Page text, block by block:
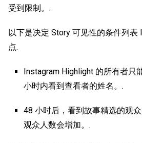
受到限制。.
以下是决定 Story 可见性的条件列表
点.
Instagram Highlight 的所有者只
小时内看到查看者的姓名。.
48 小时后，看到故事精选的观
观众人数会增加。.